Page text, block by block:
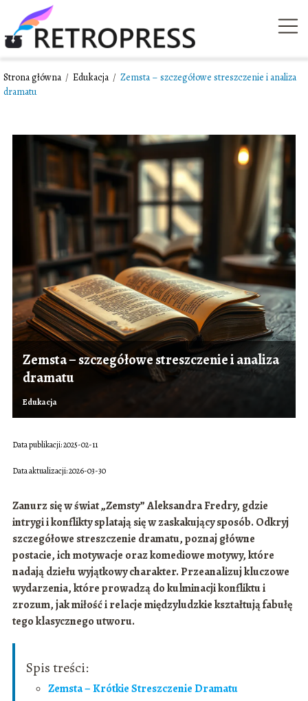
Strona główna / Edukacja / Zemsta – szczegółowe streszczenie i analiza
dramatu
Zemsta – szczegółowe streszczenie i analiza
dramatu
Edukacja
Data publikacji: 2025-02-11
Data aktualizacji: 2026-03-30
Zanurz się w świat „Zemsty” Aleksandra Fredry, gdzie
intrygi i konflikty splatają się w zaskakujący sposób. Odkryj
szczegółowe streszczenie dramatu, poznaj główne
postacie, ich motywacje oraz komediowe motywy, które
nadają dziełu wyjątkowy charakter. Przeanalizuj kluczowe
wydarzenia, które prowadzą do kulminacji konfliktu i
zrozum, jak miłość i relacje międzyludzkie kształtują fabułę
tego klasycznego utworu.
Spis treści:
Zemsta – Krótkie Streszczenie Dramatu